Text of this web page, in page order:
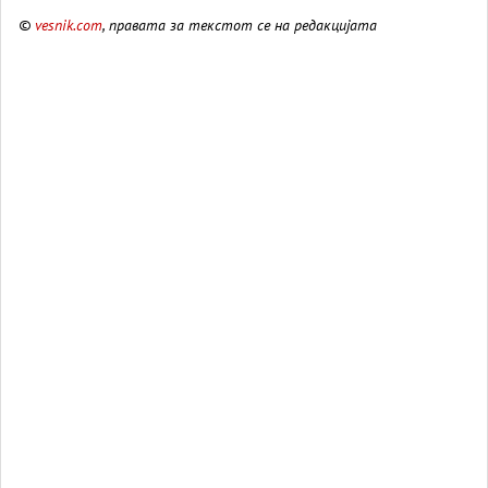
© vesnik.com, правата за текстот се на редакцијата